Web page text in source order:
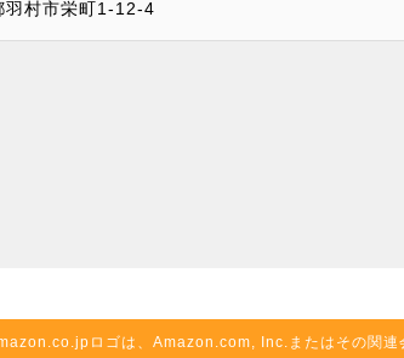
羽村市栄町1-12-4
ロゴは、Amazon.com, Inc.またはその関連